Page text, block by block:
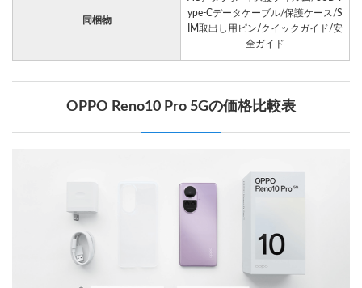
同梱物
ype-Cデータケーブル/保護ケース/S
IM取出し用ピン/クイックガイド/安
全ガイド
OPPO Reno10 Pro 5Gの価格比較表